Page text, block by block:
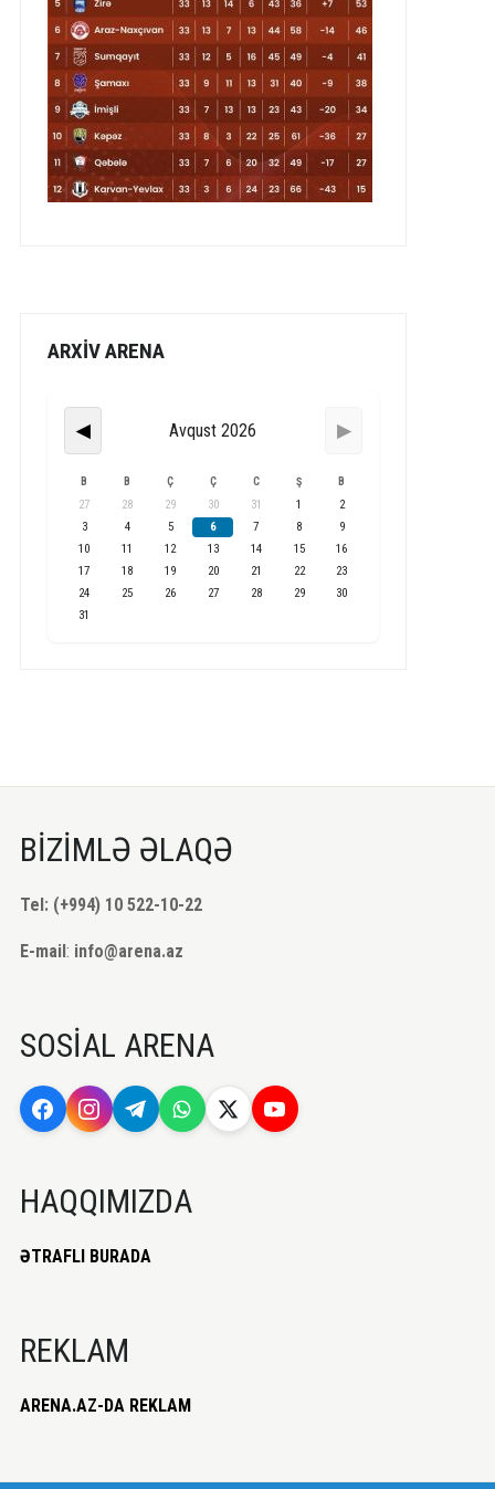
ARXİV ARENA
◀ Avqust 2026 ▶
B B Ç Ç C Ş B
27 28 29 30 31 1
2
3
4 5 6 7 8
9
10
11 12 13 14 15
16
17
18 19 20 21 22
23
24
25 26 27 28 29
30
31
BİZİMLƏ ƏLAQƏ
Tel: (+994) 10 522-10-22
E-mail: info@arena.az
SOSİAL ARENA
HAQQIMIZDA
ƏTRAFLI BURADA
REKLAM
ARENA.AZ-DA REKLAM